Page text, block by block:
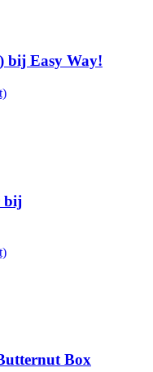
bij Easy Way!
bij
Box